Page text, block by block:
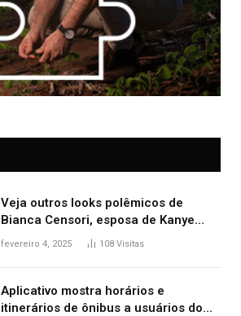
Veja outros looks polêmicos de
Bianca Censori, esposa de Kanye
West que apareceu nua no Grammy
fevereiro 4, 2025 108 Visitas
Aplicativo mostra horários e
itinerários de ônibus a usuários do